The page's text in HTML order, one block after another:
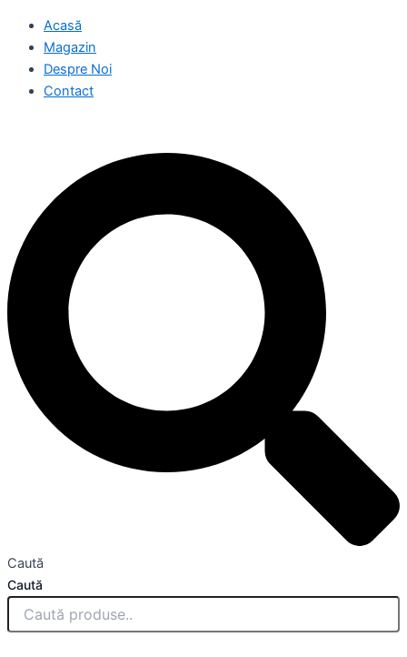
Acasă
Magazin
Despre Noi
Contact
Caută
Caută